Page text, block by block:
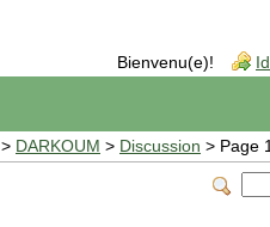
Bienvenu(e)!
> DARKOUM > Discussion > Page